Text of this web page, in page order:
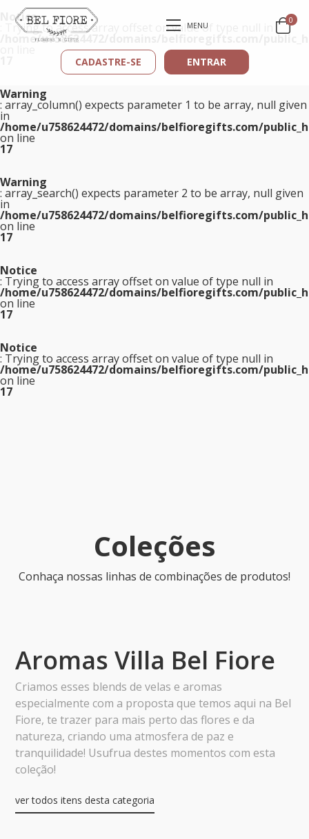
Notice
: Trying to access array offset on value of type null in
/home/u758624472/domains/belfioregifts.com/
Warning
: array_column() expects parameter 1 to be array, null given
in
/home/u758624472/domains/belfioregifts.com/
on line
17
Warning
: array_search() expects parameter 2 to be array, null given
in
/home/u758624472/domains/belfioregifts.com/
on line
17
Notice
: Trying to access array offset on value of type null in
/home/u758624472/domains/belfioregifts.com/
on line
17
Notice
: Trying to access array offset on value of type null in
/home/u758624472/domains/belfioregifts.com/
on line
17
MENU
0
CADASTRE-SE ENTRAR
Coleções
Conhaça nossas linhas de combinações de produtos!
Aromas Villa Bel Fiore
Criamos esses blends de velas e aromas
especialmente com a proposta que temos aqui na Bel
Fiore, te trazer para mais perto das flores e da
natureza, criando uma atmosfera de paz e
tranquilidade! Usufrua destes momentos com esta
coleção!
ver todos itens desta categoria